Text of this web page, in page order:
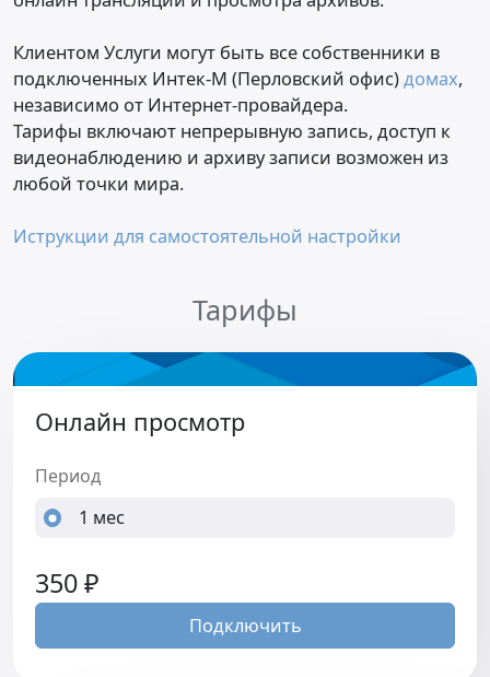
Клиентом Услуги могут быть все собственники в
подключенных Интек-М (Перловский офис)домах,
независимо от Интернет-провайдера.
Тарифы включают непрерывную запись, доступ к
видеонаблюдению и архиву записи возможен из
любой точки мира.
Иструкции для самостоятельной настройки
Тарифы
Онлайн просмотр
Период
1 мес
350₽
Подключить